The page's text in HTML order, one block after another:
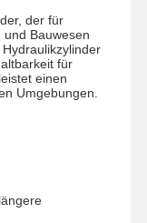
der für
Bauwesen
für
einen
Umgebungen.